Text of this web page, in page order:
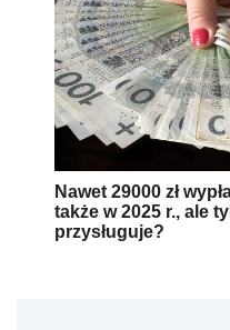
Nawet 29000 zł
także w 2025 r., ale
przysługuje?